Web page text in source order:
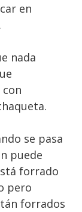
en
nada
se pasa
puede
forrado
pero
forrados